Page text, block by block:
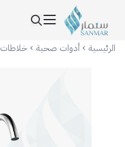
سنمار Sanmar
الرئيسية أدوات صحية خلاطات